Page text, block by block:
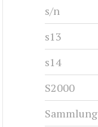
s/n
s13
s14
S2000
Sammlung